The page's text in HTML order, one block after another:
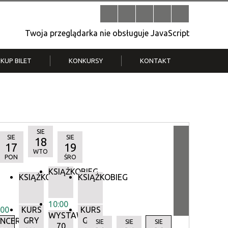
Twoja przeglądarka nie obsługuje JavaScript
KUP BILET KONKURSY KONTAKT
SIE
17
PON
KSIĄŻKOBIEG
KURS
GRY
SIE
18
WTO
KSIĄŻKOBIEG
10:00
WYSTAWA:
70
SIE
19
ŚRO
KSIĄŻKOBIEG
KURS
GRYSIE SIE SIE